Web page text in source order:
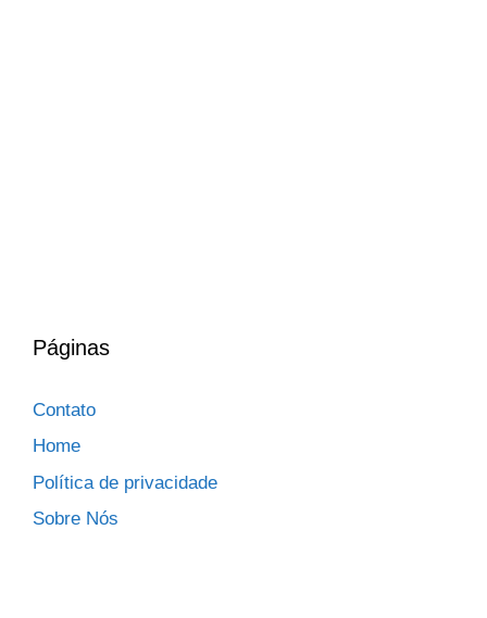
Páginas
Contato
Home
Política de privacidade
Sobre Nós